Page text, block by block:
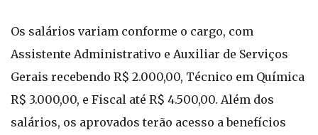
Os salários variam conforme o cargo, com
Assistente Administrativo e Auxiliar de Serviços
Gerais recebendo R$ 2.000,00, Técnico em Química
R$ 3.000,00, e Fiscal até R$ 4.500,00. Além dos
salários, os aprovados terão acesso a benefícios